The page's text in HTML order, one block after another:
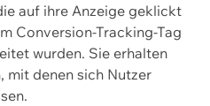
auf ihre Anzeige geklickt
Conversion-Tracking-Tag
wurden. Sie erhalten
mit denen sich Nutzer